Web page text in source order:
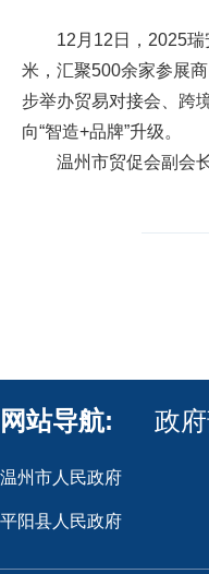
12月12日，2025
米，汇聚500余家参展
步举办贸易对接会、跨
向“智造+品牌”升级。
温州市贸促会副会
网站导航: 政
温州市人民政府
平阳县人民政府